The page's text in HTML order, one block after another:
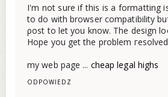
I'm not sure if this is a formatting
to do with browser compatibility
ρost tο let you know. The design
Hope you get the рroblem
my web page ... cheap legal highs
ODPOWIEDZ